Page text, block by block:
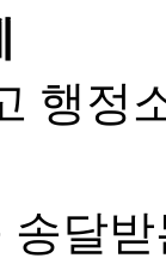
행정
달